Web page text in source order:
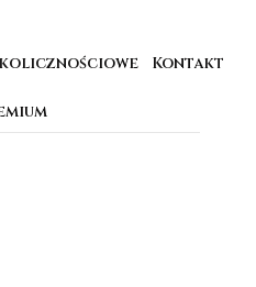
Kontakt